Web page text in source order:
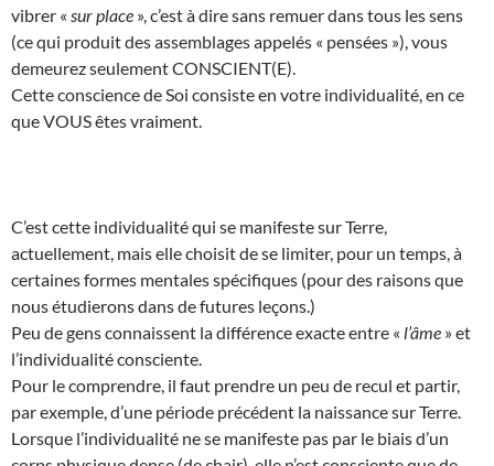
vibrer « sur place », c’est à dire sans remuer dans tous les sens
(ce qui produit des assemblages appelés « pensées »), vous
demeurez seulement CONSCIENT(E).
Cette conscience de Soi consiste en votre individualité, en ce
que VOUS êtes vraiment.
C’est cette individualité qui se manifeste sur Terre,
actuellement, mais elle choisit de se limiter, pour un temps, à
certaines formes mentales spécifiques (pour des raisons que
nous étudierons dans de futures leçons.)
Peu de gens connaissent la différence exacte entre « l’âme » et
l’individualité consciente.
Pour le comprendre, il faut prendre un peu de recul et partir,
par exemple, d’une période précédent la naissance sur Terre.
Lorsque l’individualité ne se manifeste pas par le biais d’un